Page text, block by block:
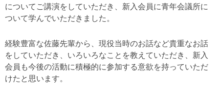
についてご講演をしていただき、新入会員に青年会議所に
ついて学んでいただきました。
経験豊富な佐藤先輩から、現役当時のお話など貴重なお話
をしていただき、いろいろなことを教えていただき、新入
会員も今後の活動に積極的に参加する意欲を持っていただ
けたと思います。